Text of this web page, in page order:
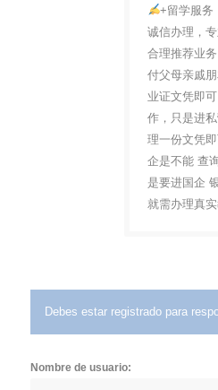
+留学服务
诚信办理，
合理推荐业
付父母亲戚
业证文凭即
作，只是进
理一份文凭
企是不能 查
是要进国企
就需办理真
Debes estar registrado para
Nombre de usuario: